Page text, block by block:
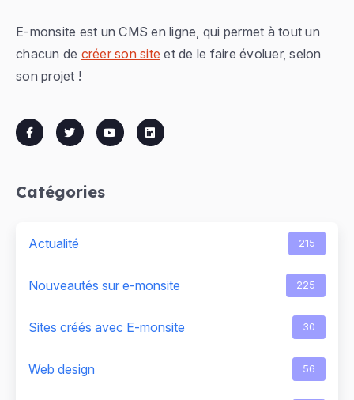
E-monsite est un CMS en ligne, qui permet à tout un
chacun de créer son site et de le faire évoluer, selon
son projet !
Catégories
Actualité 215
Nouveautés sur e-monsite 225
Sites créés avec E-monsite 30
Web design 56